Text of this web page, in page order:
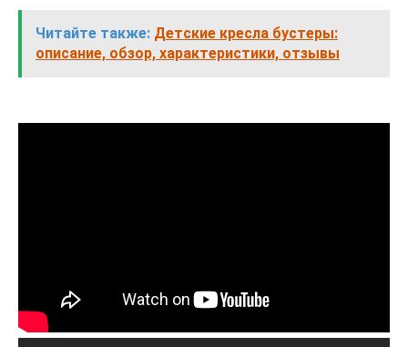
Читайте также: Детские кресла бустеры:
описание, обзор, характеристики, отзывы